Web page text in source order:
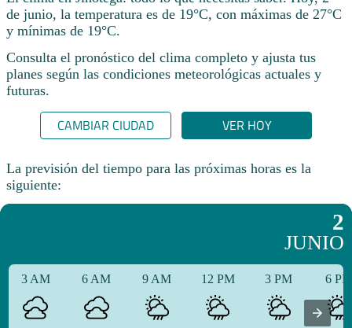
de junio, la temperatura es de 19°C, con máximas de 27°C
y mínimas de 19°C.
Consulta el pronóstico del clima completo y ajusta tus
planes según las condiciones meteorológicas actuales y
futuras.
CAMBIAR CIUDAD VER HOY
La previsión del tiempo para las próximas horas es la
siguiente:
2
JUNIO
3 AM 6 AM 9 AM 12 PM 3 PM 6